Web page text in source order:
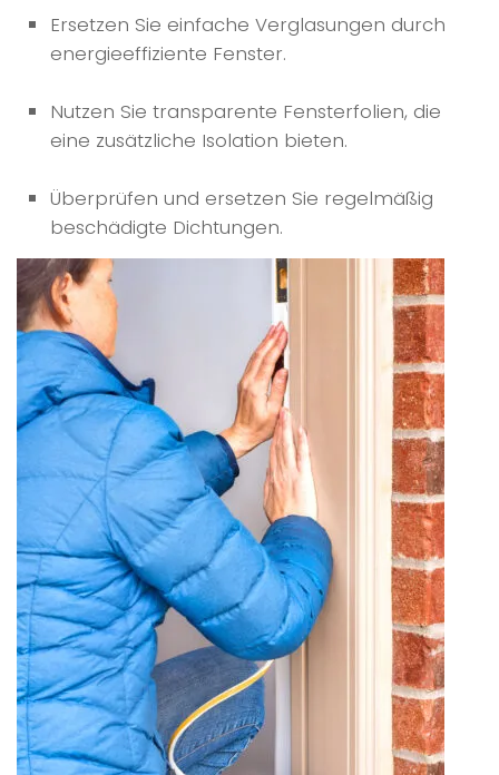
Ersetzen Sie einfache Verglasungen durch
energieeffiziente Fenster.
Nutzen Sie transparente Fensterfolien, die
eine zusätzliche Isolation bieten.
Überprüfen und ersetzen Sie regelmäßig
beschädigte Dichtungen.